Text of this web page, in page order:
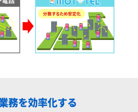
務を効率化する